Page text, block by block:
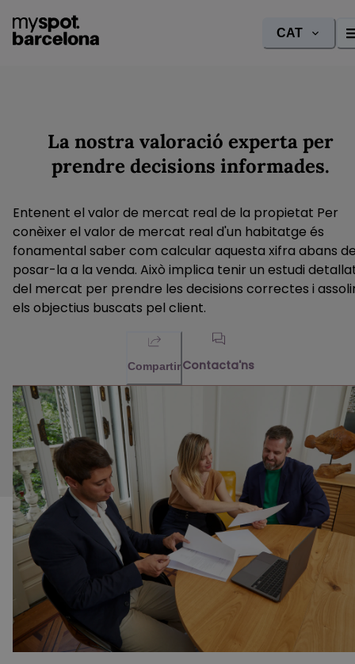
CAT
La nostra valoració experta per
prendre decisions informades.
Entenent el valor de mercat real de la propietat Per
conèixer el valor de mercat real d'un habitatge és
fonamental saber com calcular aquesta xifra abans
posar-la a la venda. Això implica tenir un estudi
del mercat per prendre les decisions correctes i
els objectius buscats pel client.
CompartirContacta'ns